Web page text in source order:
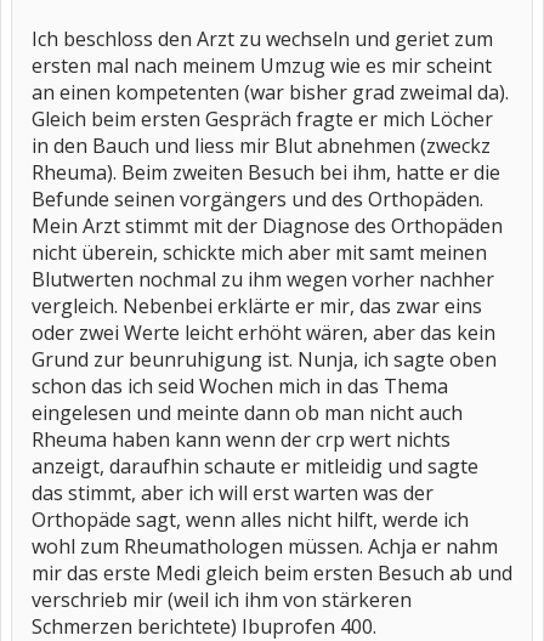
Ich beschloss den Arzt zu wechseln und geriet zum
ersten mal nach meinem Umzug wie es mir scheint
an einen kompetenten (war bisher grad zweimal da).
Gleich beim ersten Gespräch fragte er mich Löcher
in den Bauch und liess mir Blut abnehmen (zweckz
Rheuma). Beim zweiten Besuch bei ihm, hatte er die
Befunde seinen vorgängers und des Orthopäden.
Mein Arzt stimmt mit der Diagnose des Orthopäden
nicht überein, schickte mich aber mit samt meinen
Blutwerten nochmal zu ihm wegen vorher nachher
vergleich. Nebenbei erklärte er mir, das zwar eins
oder zwei Werte leicht erhöht wären, aber das kein
Grund zur beunruhigung ist. Nunja, ich sagte oben
schon das ich seid Wochen mich in das Thema
eingelesen und meinte dann ob man nicht auch
Rheuma haben kann wenn der crp wert nichts
anzeigt, daraufhin schaute er mitleidig und sagte
das stimmt, aber ich will erst warten was der
Orthopäde sagt, wenn alles nicht hilft, werde ich
wohl zum Rheumathologen müssen. Achja er nahm
mir das erste Medi gleich beim ersten Besuch ab und
verschrieb mir (weil ich ihm von stärkeren
Schmerzen berichtete) Ibuprofen 400.